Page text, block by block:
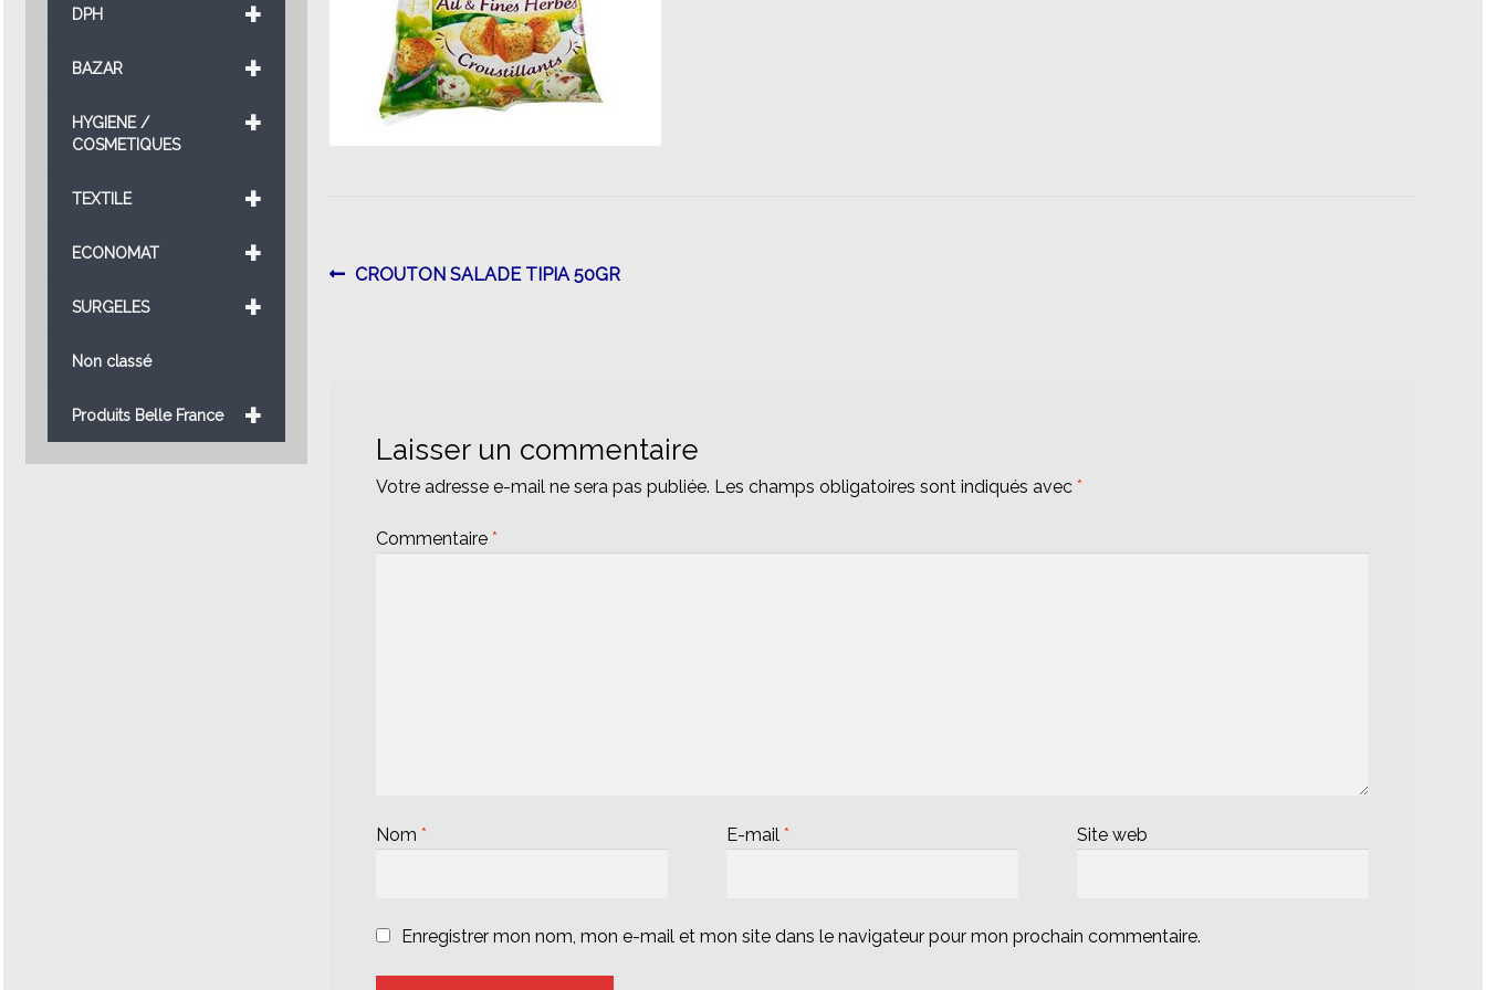
Navigation
Article
CROUTON SALADE TIPIA 50GR
Laisser un commentaire
Votre adresse e-mail ne sera pas publiée. Les champs obligatoires sont indiqués avec *
Commentaire *
Nom * E-mail * Site web
Enregistrer mon nom, mon e-mail et mon site dans le navigateur pour mon prochain commentaire.
+
DPH
+
BAZAR
+
HYGIENE /
COSMETIQUES
+
TEXTILE
+
ECONOMAT
+
SURGELES
Non classé
+
Produits Belle France